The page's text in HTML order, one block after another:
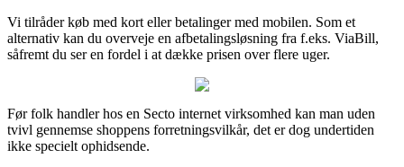
Vi tilråder køb med kort eller betalinger med mobilen. Som et
alternativ kan du overveje en afbetalingsløsning fra f.eks. ViaBill,
såfremt du ser en fordel i at dække prisen over flere uger.
Før folk handler hos en Secto internet virksomhed kan man uden
tvivl gennemse shoppens forretningsvilkår, det er dog undertiden
ikke specielt ophidsende.